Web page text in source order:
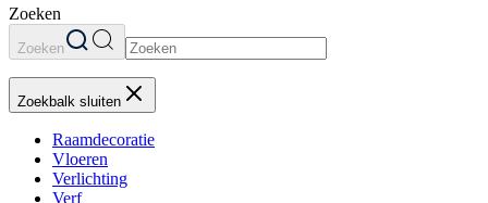
Zoeken
Zoeken
Zoekbalk sluiten
Raamdecoratie
Vloeren
Verlichting
Verf